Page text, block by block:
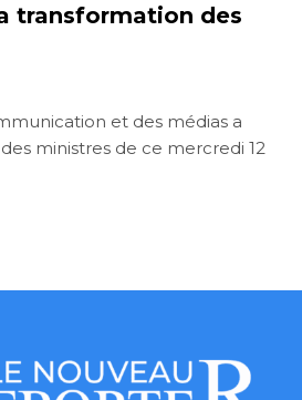
transformation des
et des médias a
ministres de ce mercredi 12